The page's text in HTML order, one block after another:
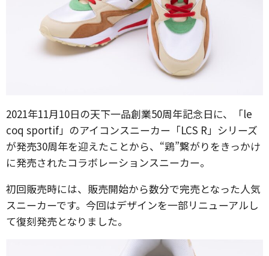
2021年11月10日の天下一品創業50周年記念日に、「le
coq sportif」のアイコンスニーカー「LCS R」シリーズ
が発売30周年を迎えたことから、“鶏”繋がりをきっかけ
に発売されたコラボレーションスニーカー。
初回販売時には、販売開始から数分で完売となった人気
スニーカーです。今回はデザインを一部リニューアルし
て復刻発売となりました。